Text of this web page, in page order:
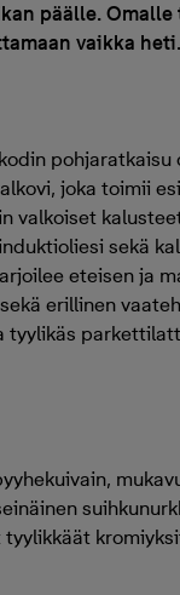
päälle.
vaikka heti.
joka toimii
valkoiset
sekä
eteisen ja
erillinen
tyylikäs